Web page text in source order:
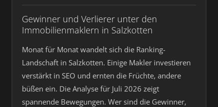
Gewinner und Verlierer unter den
Immobilienmaklern in Salzkotten
Monat für Monat wandelt sich die Ranking-
Landschaft in Salzkotten. Einige Makler investieren
verstärkt in SEO und ernten die Früchte, andere
büßen ein. Die Analyse für Juli 2026 zeigt
spannende Bewegungen. Wer sind die Gewinner,